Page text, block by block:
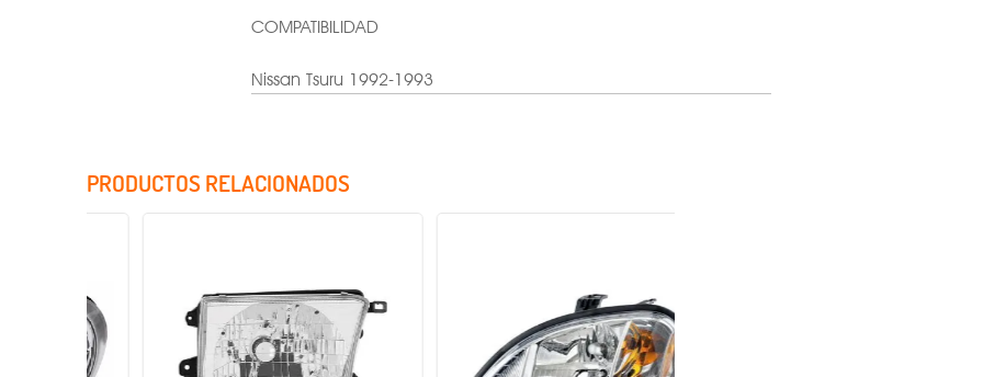
COMPATIBILIDAD
Nissan Tsuru 1992-1993
PRODUCTOS RELACIONADOS